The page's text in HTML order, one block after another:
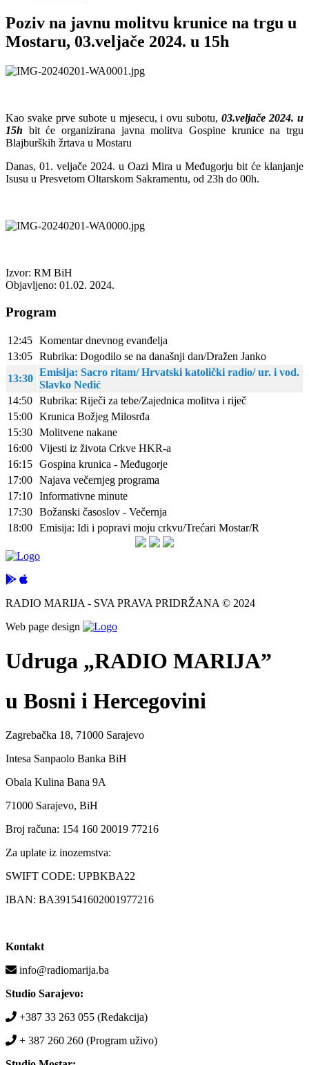
Poziv na javnu molitvu krunice na trgu u
Mostaru, 03.veljače 2024. u 15h
Kao svake prve subote u mjesecu, i ovu subotu,03.veljače 2024. u
15h bit će organizirana javna molitva Gospine krunice na trgu
Blajburških žrtava u Mostaru
Danas, 01. veljače 2024. u Oazi Mira u Međugorju bit će klanjanje
Isusu u Presvetom Oltarskom Sakramentu, od 23h do 00h.
Izvor: RM BiH
Objavljeno: 01.02. 2024.
Program
12:45 Komentar dnevnog evanđelja
13:05 Rubrika: Dogodilo se na današnji dan/Dražen Janko
13:30
Emisija: Sacro ritam/ Hrvatski katolički radio/ ur. i vod.
Slavko Nedić
14:50 Rubrika: Riječi za tebe/Zajednica molitva i riječ
15:00 Krunica Božjeg Milosrđa
15:30 Molitvene nakane
16:00 Vijesti iz života Crkve HKR-a
16:15 Gospina krunica - Međugorje
17:00 Najava večernjeg programa
17:10 Informativne minute
17:30 Božanski časoslov - Večernja
18:00 Emisija: Idi i popravi moju crkvu/Trećari Mostar/R
RADIO MARIJA - SVA PRAVA PRIDRŽANA © 2024
Web page design
Udruga „RADIO MARIJA”
u Bosni i Hercegovini
Zagrebačka 18, 71000 Sarajevo
Intesa Sanpaolo Banka BiH
Obala Kulina Bana 9A
71000 Sarajevo, BiH
Broj računa: 154 160 20019 77216
Za uplate iz inozemstva:
SWIFT CODE: UPBKBA22
IBAN: BA391541602001977216
Kontakt
info@radiomarija.ba
Studio Sarajevo:
+387 33 263 055 (Redakcija)
+ 387 260 260 (Program uživo)